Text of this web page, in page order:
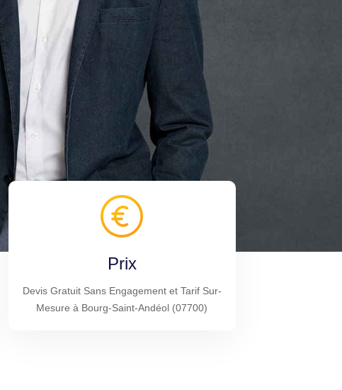
Prix
Devis Gratuit Sans Engagement et Tarif Sur-
Mesure à Bourg-Saint-Andéol (07700)